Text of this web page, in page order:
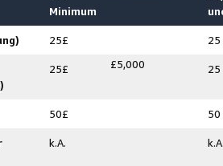
Minimum
25£ 25
25£ £5,000 25
50£ 50
k.A.